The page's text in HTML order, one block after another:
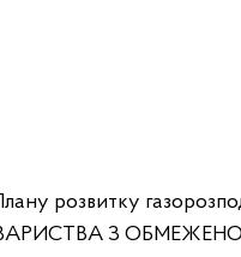
розвитку
З